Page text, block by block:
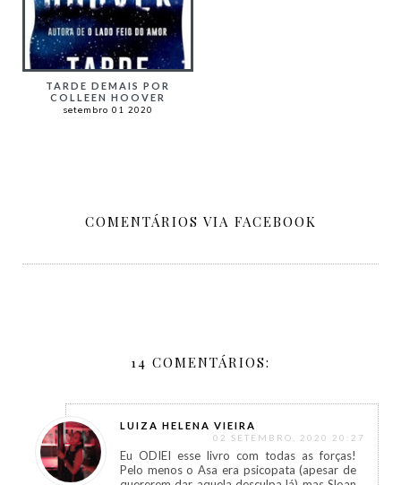
TARDE DEMAIS POR
COLLEEN HOOVER
setembro 01 2020
COMENTÁRIOS VIA FACEBOOK
14 COMENTÁRIOS:
LUIZA HELENA VIEIRA
02 SETEMBRO, 2020 20:27
Eu ODIEI esse livro com todas as forças!
Pelo menos o Asa era psicopata (apesar de